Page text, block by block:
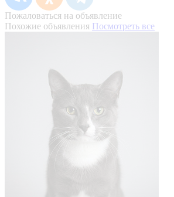
Пожаловаться на объявление
Похожие объявления Посмотреть все